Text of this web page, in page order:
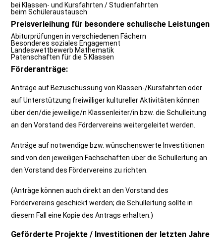
bei Klassen- und Kursfahrten / Studienfahrten
beim Schüleraustausch
Preisverleihung für besondere schulische Leistungen
Abiturprüfungen in verschiedenen Fächern
Besonderes soziales Engagement
Landeswettbewerb Mathematik
Patenschaften für die 5.Klassen
Förderanträge:
Anträge auf Bezuschussung von Klassen-/Kursfahrten oder
auf Unterstützung freiwilliger kultureller Aktivitäten können
über den/die jeweilige/n Klassenleiter/in bzw. die Schulleitung
an den Vorstand des Fördervereins weitergeleitet werden.
Anträge auf notwendige bzw. wünschenswerte Investitionen
sind von den jeweiligen Fachschaften über die Schulleitung an
den Vorstand des Fördervereins zu richten.
(Anträge können auch direkt an den Vorstand des
Fördervereins geschickt werden; die Schulleitung sollte in
diesem Fall eine Kopie des Antrags erhalten.)
Geförderte Projekte / Investitionen der letzten Jahre